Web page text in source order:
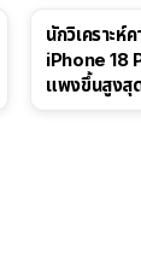
นักวิเคราะห์
iPhone 18
แพงขึ้นสูงสุ